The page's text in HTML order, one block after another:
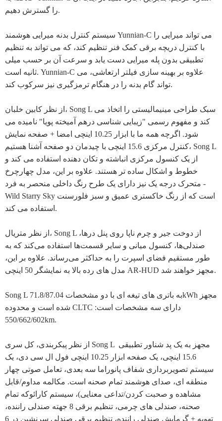
را گسترش دهیم.
سیستم کنترل بدنه میرایی هوشمند Yunnian-C می تواند میرایی را
با کنترل دریچه برقی کمک فنر تنظیم کند، که می تواند به تنظیم
تطبیقی ​​بدون پله میرایی دست یابد و سرعت آن بر حسب میلی
ثانیه است. Yunnian-C علاوه بر بهینه سازی فیلتر ارتعاشی، می
تواند گام بدنه را در هنگام ترمزگیری نیز سرکوب کند.
از نظر کابین خلبان، Song L سبک طراحی مینیمالیستی را اتخاذ می
کند و مفهوم رسمی "زیبایی شناسی درهم آمیخته پویا" نامیده می
شود. اگرچه همه ما با ابزار 10.25 اینچی امضا + صفحه نمایش
کنترل مرکزی 15.6 اینچی با چیدمان دو صفحه آشنا هستیم، Song L
از یک کنسول مرکزی انباشته و تکان دهنده استفاده می کند و
خطوط و اشکال ساده تر هستند. علاوه بر این، مدل چهارچرخ
متحرک درجه یک نیز دارای یک طرح رنگ داخلی منحصر به فرد -
Wild Starry Sky است که از رنگ خاکستری عمیق و سبز فلورسنت
استفاده می کند.
از نظر متریال، Song L از دوخت جیر و چرم ناپا روی پنل درها،
صندلی‌ها، کنسول میانی و سایر قسمت‌ها استفاده می‌کند که به
طور مستقیم فضای اسپرت را به حداکثر می‌رساند. علاوه بر این،
مدل های رده بالا به نمایشگر 50 اینچی AR-HUD مجهز خواهند شد.
Song L به باتری های تیغه ای با دو مشخصات 71.8/87.04kWh مجهز
شده است و محدوده CLTC دارای سه مشخصات است:
550/662/602km.
از نظر پیکربندی، کل سری Song L مجهز به یک پد شناور تطبیقی ​​
15.6 اینچی، یک صفحه ابزار 10.25 اینچی فول ال سی دی، یک
سیستم تصویربرداری شفاف پانوراما سه بعدی، تعامل صوتی چهار
منطقه ای، صدای هوشمند تمام صحنه است. مکالمه مداوم/قابل
مشاهده و صحبت کردن/تداعی معنایی)، سیستم کارائوکه تمام
صحنه، صندلی های چرمی، تنظیم برقی 8 جهته صندلی راننده،
تهویه + گرمایش صندلی راننده، تنظیم برقی صندلی سرنشین در 6